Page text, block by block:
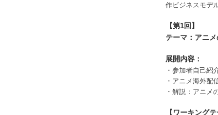
作ビジネスモデ
【第1回】
テーマ：アニ
展開内容：
・参加者自己紹
・アニメ海外配
・解説：アニメ
【ワーキング